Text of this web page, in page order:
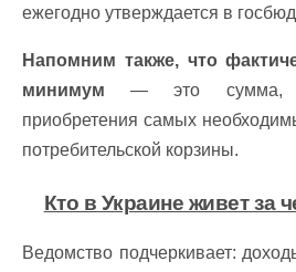
ежегодно утверждается в
Напомним также, что
минимум — это сумма,
приобретения самых
потребительской корзины.
Кто в Украине живет за
Ведомство подчеркивает: